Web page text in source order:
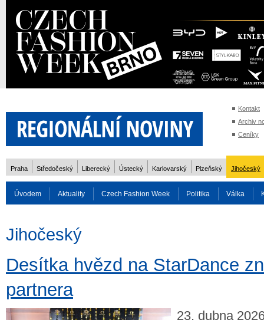
Kontakt
Archiv
Ceníky
Praha Středočeský Liberecký Ústecký Karlovarský Plzeňský Jihočeský
Úvodem Aktuality Czech Fashion Week Politika Válka
Rozhovory
Jihočeský
Desítka hvězd na StarDance
partnera
23. dubna